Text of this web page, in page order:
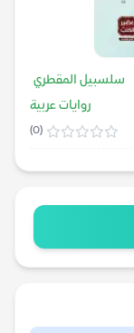
سلسبيل المقطري
روايات عربية
(0)